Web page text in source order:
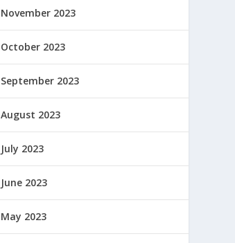
November 2023
October 2023
September 2023
August 2023
July 2023
June 2023
May 2023